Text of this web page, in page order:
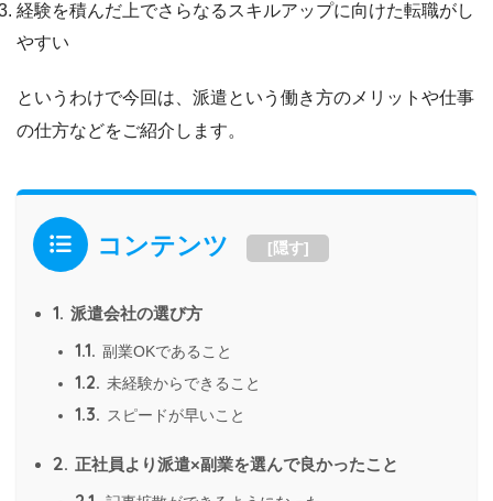
経験を積んだ上でさらなるスキルアップに向けた転職がし
やすい
というわけで今回は、派遣という働き方のメリットや仕事
の仕方などをご紹介します。
コンテンツ [隠す]
1. 派遣会社の選び方
1.1. 副業OKであること
1.2. 未経験からできること
1.3. スピードが早いこと
2. 正社員より派遣×副業を選んで良かったこと